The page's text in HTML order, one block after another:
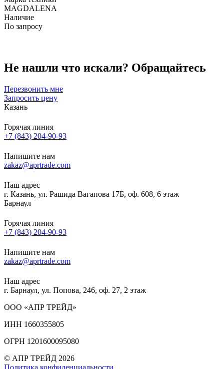
MAGDALENA
Наличие
По запросу
Не нашли что искали? Обращайтесь
Перезвонить мне
Запросить цену
Казань
Горячая линия
+7 (843) 204-90-93
Напишите нам
zakaz@aprtrade.com
Наш адрес
г. Казань, ул. Рашида Вагапова 17Б, оф. 608, 6 этаж
Барнаул
Горячая линия
+7 (843) 204-90-93
Напишите нам
zakaz@aprtrade.com
Наш адрес
г. Барнаул, ул. Попова, 246, оф. 27, 2 этаж
ООО «АПР ТРЕЙД»
ИНН 1660355805
ОГРН 1201600095080
© АПР ТРЕЙД 2026
Политика конфиденциальности